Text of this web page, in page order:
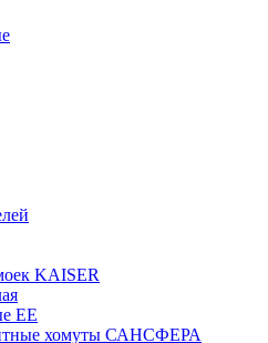
KAISER
EE
хомуты САНСФЕРА